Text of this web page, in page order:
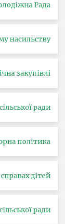
Рада
насильству
закупівлі
ради
політика
дітей
ради